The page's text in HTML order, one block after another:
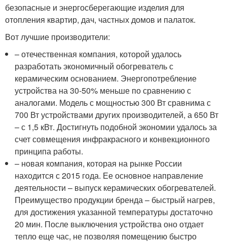
безопасные и энергосберегающие изделия для
отопления квартир, дач, частных домов и палаток.
Вот лучшие производители:
– отечественная компания, которой удалось
разработать экономичный обогреватель с
керамическим основанием. Энергопотребление
устройства на 30-50% меньше по сравнению с
аналогами. Модель с мощностью 300 Вт сравнима с
700 Вт устройствами других производителей, а 650 Вт
– с 1,5 кВт. Достигнуть подобной экономии удалось за
счет совмещения инфракрасного и конвекционного
принципа работы.
– новая компания, которая на рынке России
находится с 2015 года. Ее основное направление
деятельности – выпуск керамических обогревателей.
Преимущество продукции бренда – быстрый нагрев,
для достижения указанной температуры достаточно
20 мин. После выключения устройства оно отдает
тепло еще час, не позволяя помещению быстро